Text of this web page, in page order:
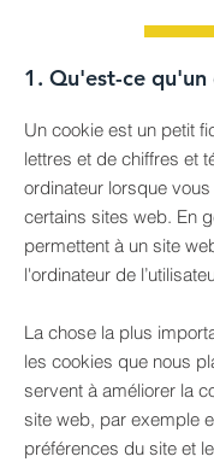
1. Qu'est-ce qu'un
Un cookie est un petit
lettres et de chiffres et
ordinateur lorsque
certains sites web. En
permettent à un site
l'ordinateur de
La chose la plus
les cookies que nous
servent à améliorer la
site web, par exemple
préférences du site et